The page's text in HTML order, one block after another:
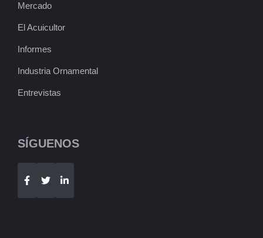
Mercado
El Acuicultor
Informes
Industria Ornamental
Entrevistas
SÍGUENOS